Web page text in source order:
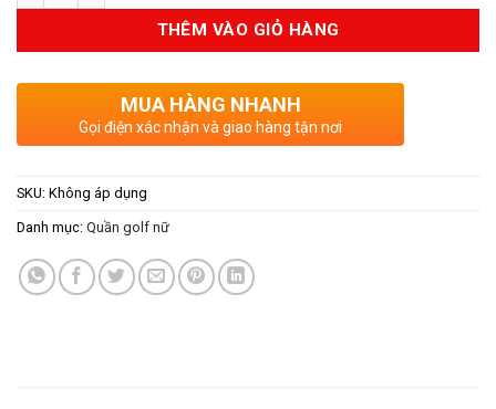
THÊM VÀO GIỎ HÀNG
MUA HÀNG NHANH
Gọi điện xác nhận và giao hàng tận nơi
SKU: Không áp dụng
Danh mục: Quần golf nữ